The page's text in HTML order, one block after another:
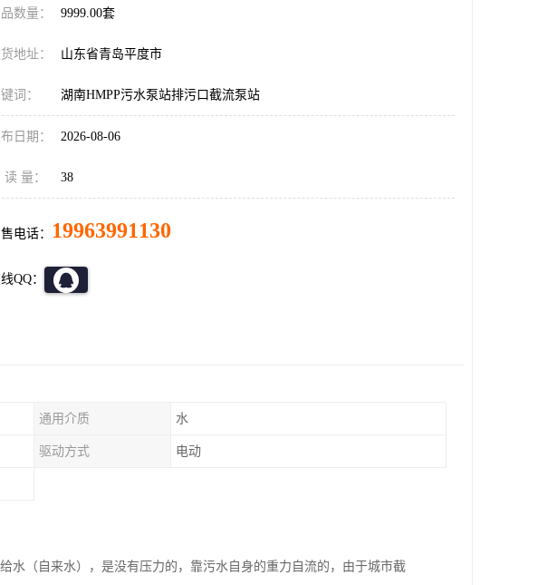
数量： 9999.00套
地址： 山东省青岛平度市
词： 湖南HMPP污水泵站排污口截流泵站
日期： 2026-08-06
读 量： 38
电话： 19963991130
QQ：
通用介质 水
驱动方式 电动
水（自来水），是没有压力的，靠污水自身的重力自流的，由于城市截